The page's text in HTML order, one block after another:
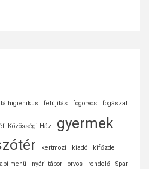
felújítás fogorvos fogászat
Közösségi Ház gyermek
kertmozi kiadó kifőzde
menü nyári tábor orvos rendelő Spar